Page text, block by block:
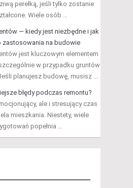
perełką, jeśli tylko zostanie
Wiele osób …
— kiedy jest niezbędne i jak
na budowie
jest kluczowym elementem
w przypadku gruntów
planujesz budowę, musisz …
błędy podczas remontu?
ale i stresujący czas
mieszkania. Niestety, wiele
popełnia …